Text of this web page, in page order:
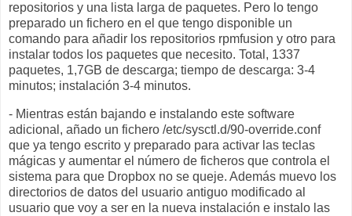
repositorios y una lista larga de paquetes. Pero lo tengo
preparado un fichero en el que tengo disponible un
comando para añadir los repositorios rpmfusion y otro para
instalar todos los paquetes que necesito. Total, 1337
paquetes, 1,7GB de descarga; tiempo de descarga: 3-4
minutos; instalación 3-4 minutos.
- Mientras están bajando e instalando este software
adicional, añado un fichero /etc/sysctl.d/90-override.conf
que ya tengo escrito y preparado para activar las teclas
mágicas y aumentar el número de ficheros que controla el
sistema para que Dropbox no se queje. Además muevo los
directorios de datos del usuario antiguo modificado al
usuario que voy a ser en la nueva instalación e instalo las